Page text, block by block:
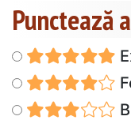
Punctează